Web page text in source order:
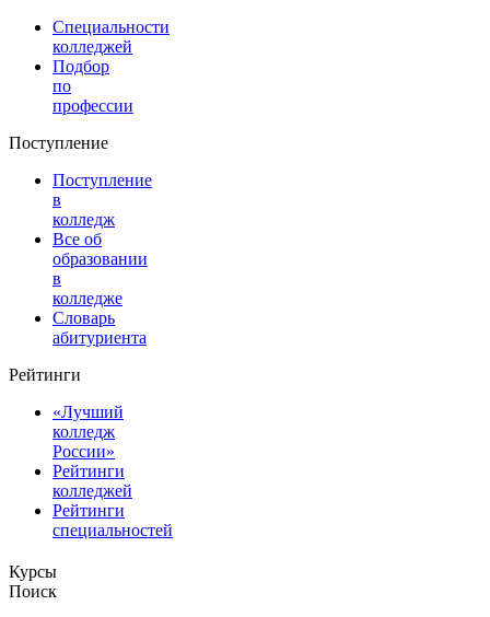
Специальности
колледжей
Подбор
по
профессии
Поступление
Поступление
в
колледж
Все об
образовании
в
колледже
Словарь
абитуриента
Рейтинги
«Лучший
колледж
России»
Рейтинги
колледжей
Рейтинги
специальностей
Курсы
Поиск